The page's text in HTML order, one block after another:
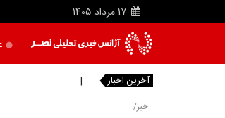
17 مرداد 1405
آخرین اخبار دریاچ
خبر/